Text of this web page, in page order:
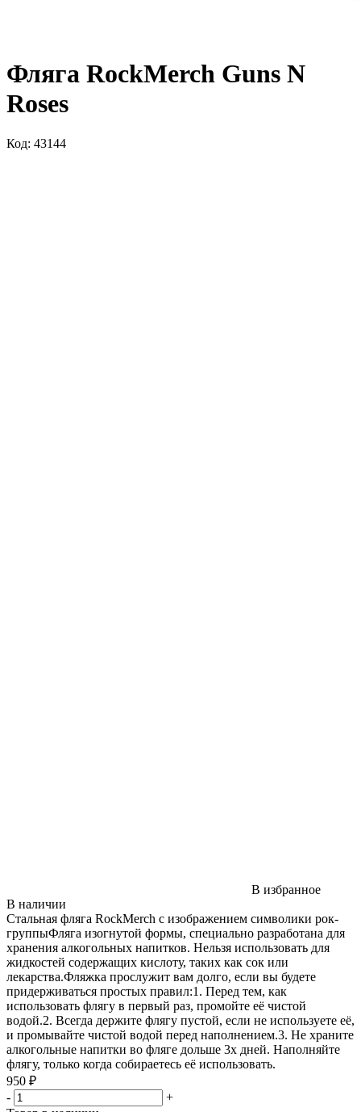
Фляга RockMerch Guns N
Roses
Код: 43144
В избранное
В наличии
Стальная фляга RockMerch с изображением символики рок-
группыФляга изогнутой формы, специально разработана для
хранения алкогольных напитков. Нельзя использовать для
жидкостей содержащих кислоту, таких как сок или
лекарства.Фляжка прослужит вам долго, если вы будете
придерживаться простых правил:1. Перед тем, как
использовать флягу в первый раз, промойте её чистой
водой.2. Всегда держите флягу пустой, если не используете её,
и промывайте чистой водой перед наполнением.3. Не храните
алкогольные напитки во фляге дольше 3х дней. Наполняйте
флягу, только когда собираетесь её использовать.
950 ₽
-
+